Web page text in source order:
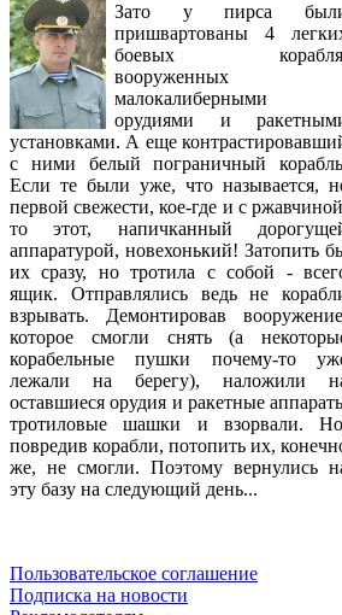
Зато у пирса
пришвартованы 4
боевых
вооруженных
малокалиберными
орудиями и
установками. А еще
с ними белый пограничный
Если те были уже, что называется,
первой свежести, кое-где и с
то этот, напичканный
аппаратурой, новехонький! Затопить
их сразу, но тротила с собой -
ящик. Отправлялись ведь не
взрывать. Демонтировав
которое смогли снять (а
корабельные пушки почему-то
лежали на берегу), наложили
оставшиеся орудия и ракетные
тротиловые шашки и взорвали.
повредив корабли, потопить их,
же, не смогли. Поэтому вернулись
эту базу на следующий день...
Пользовательское соглашение
Подписка на новости